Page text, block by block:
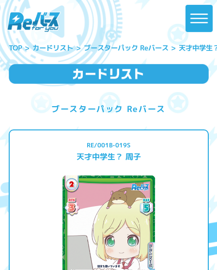
TOP カードリスト ブースターパック Reバース 天才中学生
ブースターパック Reバース
RE/001B-019S
天才中学生？ 周子